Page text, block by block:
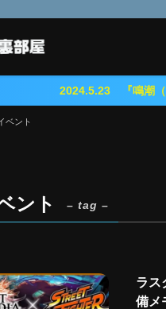
『鳴潮（メイチョウ）』期待
ベント
ント – tag –
ラス
備メ